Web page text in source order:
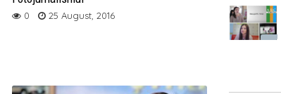
0 25 August, 2016